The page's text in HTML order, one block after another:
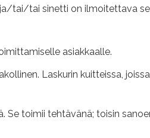
tai/tai sinetti on ilmoitettava
asiakkaalle.
Laskurin kuitteissa,
Se toimii tehtävänä; toisin